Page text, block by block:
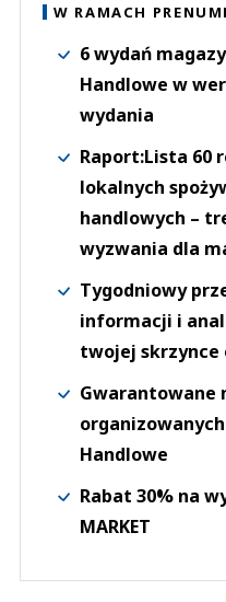
W RAMACH
6 wydań
Handlowe w
wydania
Raport:Lista 60
lokalnych
handlowych –
wyzwania dla
Tygodniowy
informacji i
twojej skrzynce
Gwarantowane
Handlowe
Rabat 30% na
MARKET